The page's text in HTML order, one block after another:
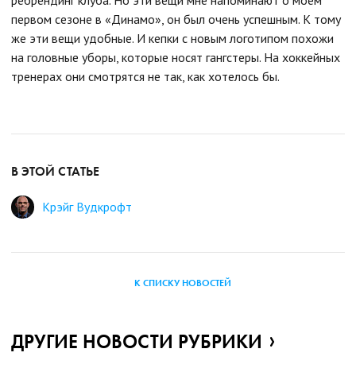
первом сезоне в «Динамо», он был очень успешным. К тому
же эти вещи удобные. И кепки с новым логотипом похожи
на головные уборы, которые носят гангстеры. На хоккейных
тренерах они смотрятся не так, как хотелось бы.
В ЭТОЙ СТАТЬЕ
Крэйг Вудкрофт
К СПИСКУ НОВОСТЕЙ
ДРУГИЕ НОВОСТИ РУБРИКИ